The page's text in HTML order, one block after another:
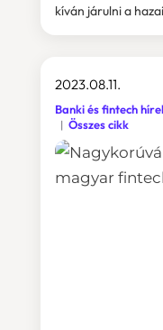
kíván járulni a
2023.08.11.
Banki és fintech
Összes cikk